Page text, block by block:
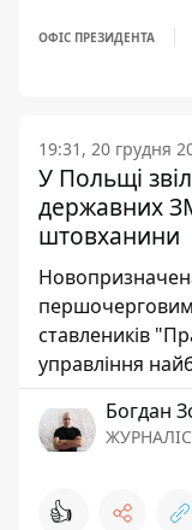
ОФІС ПРЕЗИДЕНТА
19:31, 20 грудня
У Польщі
державних
штовханини
ставлеників
управління
Богдан
👍